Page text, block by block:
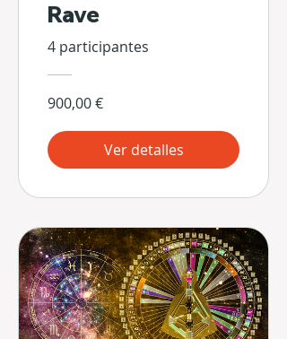
Rave
4 participantes
900,00 €
Ver detalles